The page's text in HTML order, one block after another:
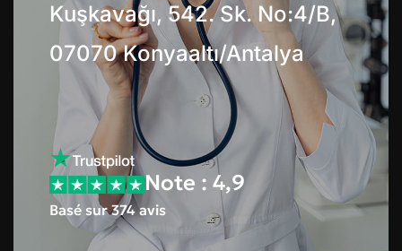
Kuşkavağı, 542. Sk. No:4/B,
07070 Konyaaltı/Antalya
Note : 4,9
Basé sur 374 avis